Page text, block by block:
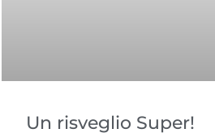
Un risveglio Super!